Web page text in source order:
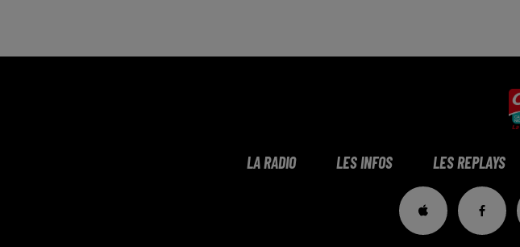
LA RADIO LES INFOS LES REPLAYS